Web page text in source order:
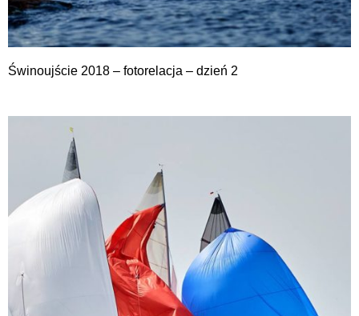
Świnoujście 2018 – fotorelacja – dzień 2